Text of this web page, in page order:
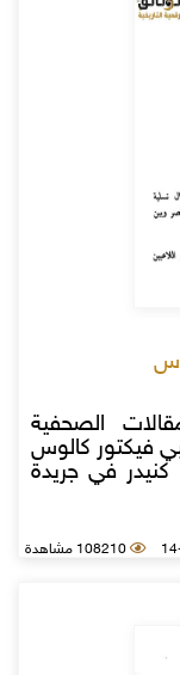
الصحفية
فيكتور كالوس
في جريدة
108210 مشاهدة